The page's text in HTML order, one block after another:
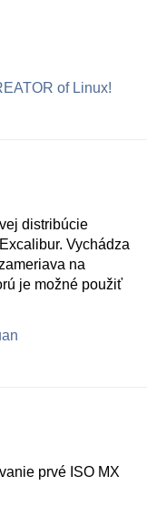
of Linux!
distribúcie
Vychádza
na
je možné použiť
prvé ISO MX